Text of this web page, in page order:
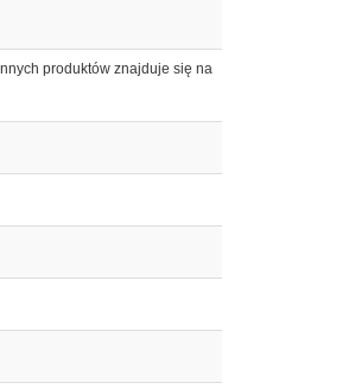
produktów znajduje się na